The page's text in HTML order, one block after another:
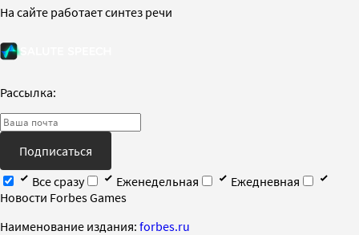
На сайте работает синтез речи
Рассылка:
Подписаться
Все сразу
Еженедельная
Ежедневная
Новости Forbes Games
Наименование издания: forbes.ru